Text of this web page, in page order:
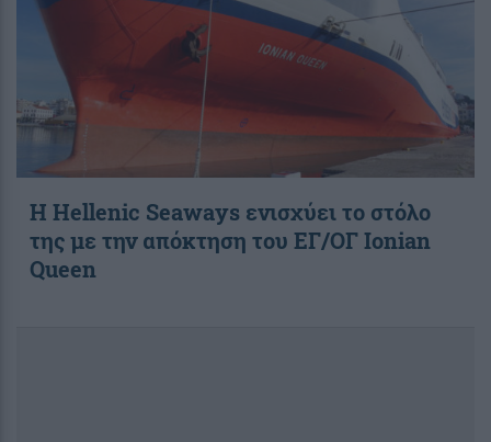
H Hellenic Seaways ενισχύει το στόλο
της με την απόκτηση του ΕΓ/ΟΓ Ionian
Queen